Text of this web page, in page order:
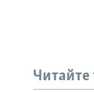
Читайте